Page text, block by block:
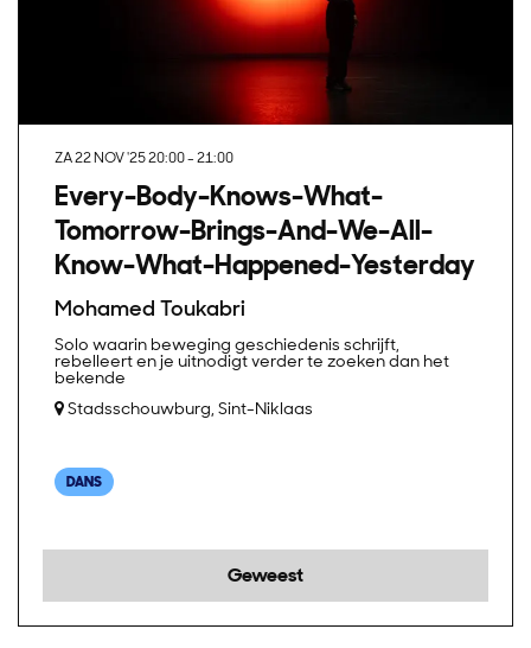
Every-Body-Knows-What-
Tomorrow-Brings-And-We-All-
Know-What-Happened-Yesterday
Mohamed Toukabri
ZA 22 NOV '2520:00 - 21:00
Solo waarin beweging geschiedenis schrijft,
rebelleert en je uitnodigt verder te zoeken dan het
bekende
Stadsschouwburg, Sint-Niklaas
DANS
Geweest